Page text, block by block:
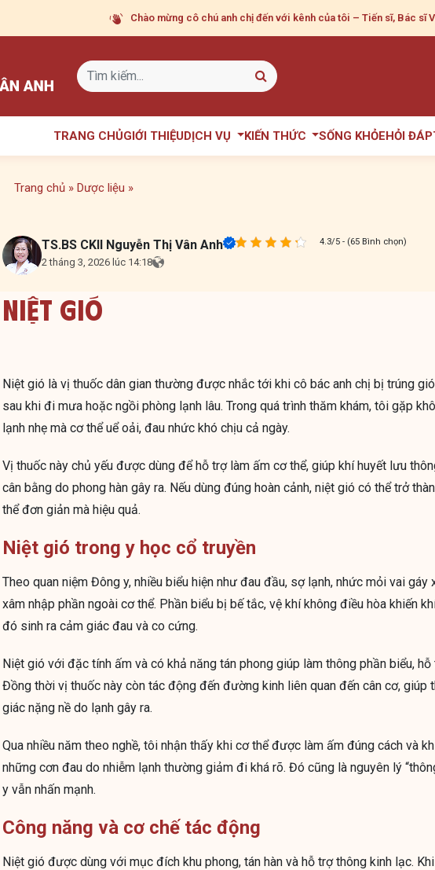
Chào mừng cô chú anh chị đến với kênh của tôi – Tiến sĩ, Bác sĩ
TRANG CHỦGIỚI THIỆUDỊCH VỤ KIẾN THỨC SỐNG KHỎEHỎI ĐÁP
Trang chủ » Dược liệu »
TS.BS CKII Nguyễn Thị Vân Anh
2 tháng 3, 2026 lúc 14:18
4.3/5 - (65 Bình chọn)
Niệt Gió
Niệt gió là vị thuốc dân gian thường được nhắc tới khi cô bác anh chị bị trúng
sau khi đi mưa hoặc ngồi phòng lạnh lâu. Trong quá trình thăm khám, tôi gặp
lạnh nhẹ mà cơ thể uể oải, đau nhức khó chịu cả ngày.
Vị thuốc này chủ yếu được dùng để hỗ trợ làm ấm cơ thể, giúp khí huyết lưu
cân bằng do phong hàn gây ra. Nếu dùng đúng hoàn cảnh, niệt gió có thể trở
thể đơn giản mà hiệu quả.
Niệt gió trong y học cổ truyền
Theo quan niệm Đông y, nhiều biểu hiện như đau đầu, sợ lạnh, nhức mỏi vai gáy
xâm nhập phần ngoài cơ thể. Phần biểu bị bế tắc, vệ khí không điều hòa khiến
đó sinh ra cảm giác đau và co cứng.
Niệt gió với đặc tính ấm và có khả năng tán phong giúp làm thông phần biểu,
Đồng thời vị thuốc này còn tác động đến đường kinh liên quan đến cân cơ, giúp
giác nặng nề do lạnh gây ra.
Qua nhiều năm theo nghề, tôi nhận thấy khi cơ thể được làm ấm đúng cách và
những cơn đau do nhiễm lạnh thường giảm đi khá rõ. Đó cũng là nguyên lý
y vẫn nhấn mạnh.
Công năng và cơ chế tác động
Niệt gió được dùng với mục đích khu phong, tán hàn và hỗ trợ thông kinh lạc.